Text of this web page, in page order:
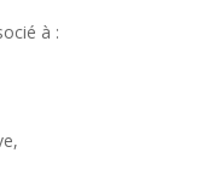
à :